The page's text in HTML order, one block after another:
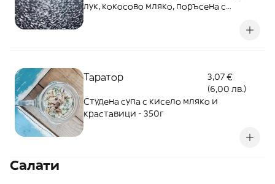
лук, кокосово мляко, поръсена с
Таратор
3,07 €
(6,00 лв.)
Студена супа с кисело мляко и
краставици - 350г
Салати